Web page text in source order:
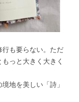
も要らない。ただ
っと大きく大きく
地を美しい「詩」